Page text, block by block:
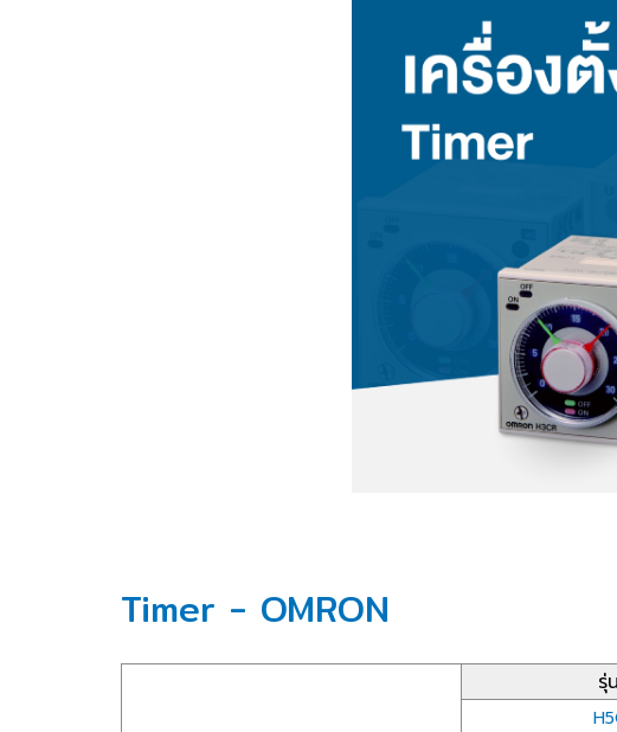
Timer - OMRON
รุ่